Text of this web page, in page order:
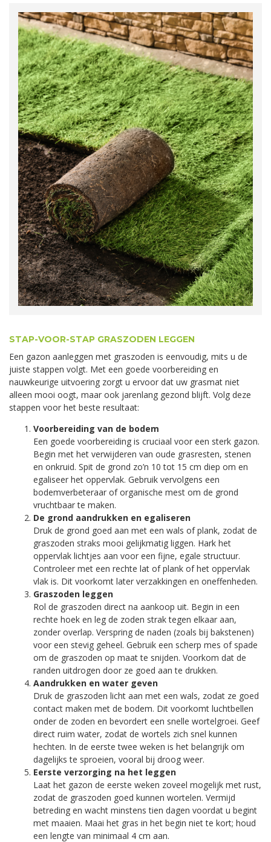
STAP-VOOR-STAP GRASZODEN LEGGEN
Een gazon aanleggen met graszoden is eenvoudig, mits u de
juiste stappen volgt. Met een goede voorbereiding en
nauwkeurige uitvoering zorgt u ervoor dat uw grasmat niet
alleen mooi oogt, maar ook jarenlang gezond blijft. Volg deze
stappen voor het beste resultaat:
Voorbereiding van de bodem
Een goede voorbereiding is cruciaal voor een sterk gazon.
Begin met het verwijderen van oude grasresten, stenen
en onkruid. Spit de grond zo’n 10 tot 15 cm diep om en
egaliseer het oppervlak. Gebruik vervolgens een
bodemverbeteraar of organische mest om de grond
vruchtbaar te maken.
De grond aandrukken en egaliseren
Druk de grond goed aan met een wals of plank, zodat de
graszoden straks mooi gelijkmatig liggen. Hark het
oppervlak lichtjes aan voor een fijne, egale structuur.
Controleer met een rechte lat of plank of het oppervlak
vlak is. Dit voorkomt later verzakkingen en oneffenheden.
Graszoden leggen
Rol de graszoden direct na aankoop uit. Begin in een
rechte hoek en leg de zoden strak tegen elkaar aan,
zonder overlap. Verspring de naden (zoals bij bakstenen)
voor een stevig geheel. Gebruik een scherp mes of spade
om de graszoden op maat te snijden. Voorkom dat de
randen uitdrogen door ze goed aan te drukken.
Aandrukken en water geven
Druk de graszoden licht aan met een wals, zodat ze goed
contact maken met de bodem. Dit voorkomt luchtbellen
onder de zoden en bevordert een snelle wortelgroei. Geef
direct ruim water, zodat de wortels zich snel kunnen
hechten. In de eerste twee weken is het belangrijk om
dagelijks te sproeien, vooral bij droog weer.
Eerste verzorging na het leggen
Laat het gazon de eerste weken zoveel mogelijk met rust,
zodat de graszoden goed kunnen wortelen. Vermijd
betreding en wacht minstens tien dagen voordat u begint
met maaien. Maai het gras in het begin niet te kort; houd
een lengte van minimaal 4 cm aan.